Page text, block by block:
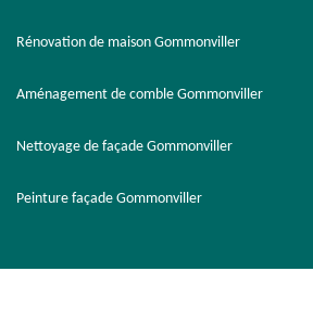
Rénovation de maison Gommonviller
Aménagement de comble Gommonviller
Nettoyage de façade Gommonviller
Peinture façade Gommonviller